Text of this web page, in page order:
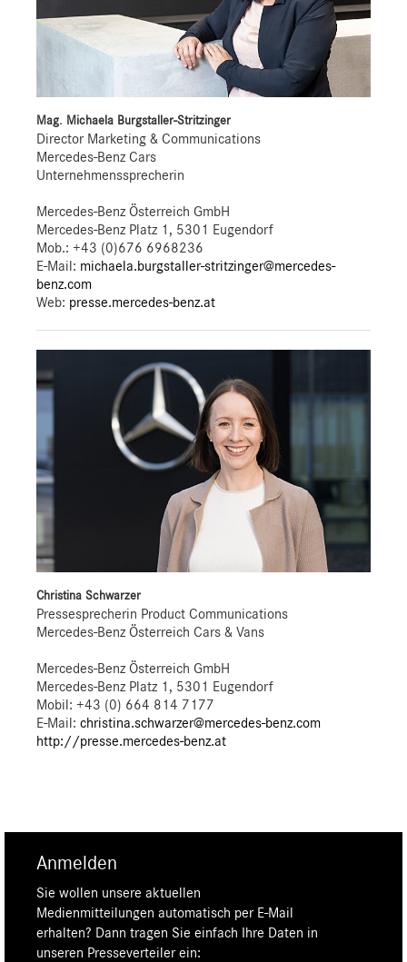
Mag. Michaela Burgstaller-Stritzinger
Director Marketing & Communications
Mercedes-Benz Cars
Unternehmenssprecherin
Mercedes-Benz Österreich GmbH
Mercedes-Benz Platz 1, 5301 Eugendorf
Mob.: +43 (0)676 6968236
E-Mail: michaela.burgstaller-stritzinger@mercedes-
benz.com
Web: presse.mercedes-benz.at
Christina Schwarzer
Pressesprecherin Product Communications
Mercedes-Benz Österreich Cars & Vans
Mercedes-Benz Österreich GmbH
Mercedes-Benz Platz 1, 5301 Eugendorf
Mobil: +43 (0) 664 814 7177
E-Mail: christina.schwarzer@mercedes-benz.com
http://presse.mercedes-benz.at
Anmelden
Sie wollen unsere aktuellen
Medienmitteilungen automatisch per E-Mail
erhalten? Dann tragen Sie einfach Ihre Daten in
unseren Presseverteiler ein: